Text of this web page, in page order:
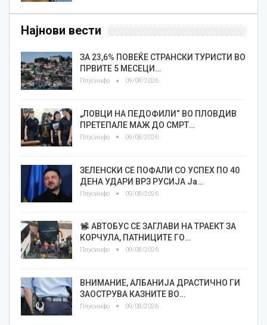
Најнови вести
ЗА 23,6% ПОВЕЌЕ СТРАНСКИ ТУРИСТИ ВО
ПРВИТЕ 5 МЕСЕЦИ…
Плусинфо 09/08/2026
„ЛОВЦИ НА ПЕДОФИЛИ“ ВО ПЛОВДИВ
ПРЕТЕПАЛЕ МАЖ ДО СМРТ…
Плусинфо 09/08/2026
ЗЕЛЕНСКИ СЕ ПОФАЛИ СО УСПЕХ ПО 40
ДЕНА УДАРИ ВРЗ РУСИЈА Ја…
Плусинфо 09/08/2026
АВТОБУС СЕ ЗАГЛАВИ НА ТРАЕКТ ЗА
КОРЧУЛА, ПАТНИЦИТЕ ГО…
Плусинфо 09/08/2026
ВНИМАНИЕ, АЛБАНИЈА ДРАСТИЧНО ГИ
ЗАОСТРУВА КАЗНИТЕ ВО…
Плусинфо 09/08/2026